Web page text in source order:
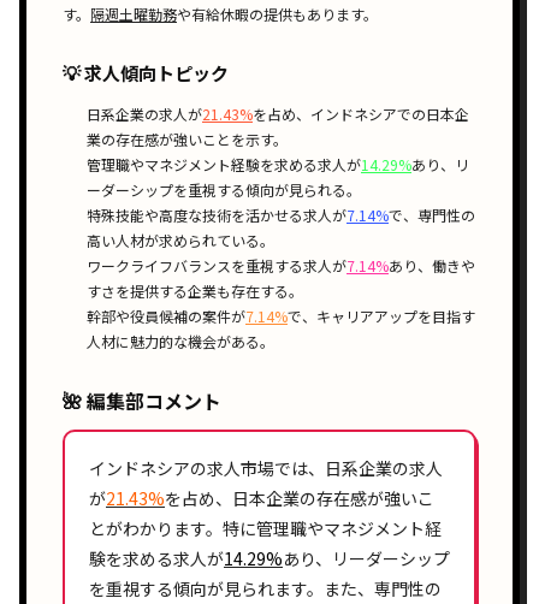
す。 隔週土曜勤務や有給休暇の提供もあります。
💡 求人傾向トピック
日系企業の求人が21.43%を占め、インドネシアでの日本企
業の存在感が強いことを示す。
管理職やマネジメント経験を求める求人が14.29%あり、
リ
ーダーシップを重視する傾向が見られる。
特殊技能や高度な技術を活かせる求人が7.14%で、 専門性の
高い人材が求められている。
ワークライフバランスを重視する求人が7.14%あり、 働きや
すさを提供する企業も存在する。
幹部や役員候補の案件が7.14%で、 キャリアアップを目指す
人材に魅力的な機会がある。
🌺 編集部コメント
インドネシアの求人市場では、 日系企業の求人
が21.43%を占め、 日本企業の存在感が強いこ
とがわかります。特に管理職やマネジメント経
験を求める求人が14.29%あり、
リーダーシップ
を重視する傾向が見られます。また、 専門性の